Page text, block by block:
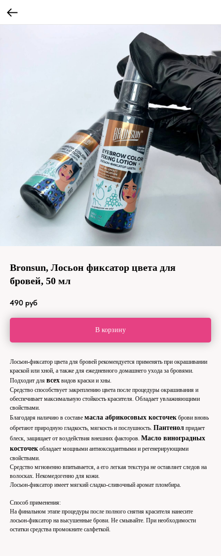
Bronsun, Лосьон фиксатор цвета для
бровей, 50 мл
490 руб
В корзину
Лосьон-фиксатор цвета для бровей рекомендуется применять при окрашивании
краской или хной, а также для ежедневного домашнего ухода за бровями.
Подходит для всех видов краски и хны.
Средство способствует закреплению цвета после процедуры окрашивания и
обеспечивает максимальную стойкость красителя. Обладает увлажняющими
свойствами.
Благодаря наличию в составе масла абрикосовых косточек брови вновь
обретают природную гладкость, мягкость и послушность. Пантенол придает
блеск, защищает от воздействия внешних факторов. Масло виноградных
косточек обладает мощными антиоксидантными и регенерирующими
свойствами.
Средство мгновенно впитывается, а его легкая текстура не оставляет следов на
волосках. Некомедогенно для кожи.
Лосьон-фиксатор имеет мягкий сладко-сливочный аромат пломбира.
Способ применения:
На финальном этапе процедуры после полного снятия красителя нанесите
лосьон-фиксатор на высушенные брови. Не смывайте. При необходимости
остатки средства промокните салфеткой.